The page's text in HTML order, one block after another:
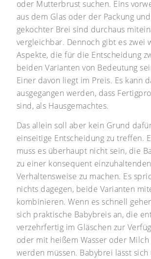
oder Mutterbrust suchen. Eins
aus dem Glas oder der Packung
gekochter Brei sind durchaus
vergleichbar. Dennoch gibt es zwei
Aspekte, die für die Entscheidung
beiden Varianten von Bedeutung
Einer davon liegt im Preis. Es kann
ausgegangen werden, dass
sind, als Hausgemachtes.
Das allein soll aber kein Grund
einseitige Entscheidung zu treffen.
muss es überhaupt nicht sein, die
zu einer konsequent einzuhaltenden
Verhaltensweise zu machen. Es
nichts dagegen, beide Varianten
kombinieren. Wenn es schnell
sich praktische Babybreis an, die
verzehrfertig im Gläschen zur
oder mit heißem Wasser oder
werden müssen. Babybrei lässt